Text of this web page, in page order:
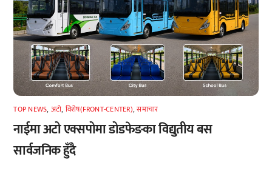
TOP NEWS, अटाे, विशेष(FRONT-CENTER),समाचार
नाईमा अटो एक्सपोमा डोडफेङका विद्युतीय बस
सार्वजनिक हुँदै